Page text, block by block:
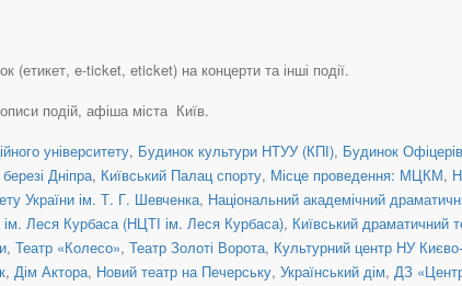
(етикет, e-ticket, eticket) на концерти та інші події.
подій, афіша міста Київ.
університету, Будинок культури НТУУ (КПІ), Будинок Офіцерів
Дніпра, Київський Палац спорту, Місце проведення: МЦКМ,
України ім. Т. Г. Шевченка, Національний академічний
ім. Леся Курбаса (НЦТІ ім. Леся Курбаса), Київський драматичний
, Театр «Колесо», Театр Золоті Ворота, Культурний центр НУ
, Дім Актора, Новий театр на Печерську, Український дім, ДЗ